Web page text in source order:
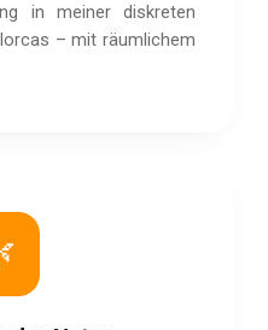
in meiner diskreten
– mit räumlichem